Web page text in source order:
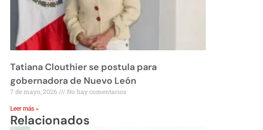
Tatiana Clouthier se postula para
gobernadora de Nuevo León
7 de mayo, 2026 No hay comentarios
Leer más »
Relacionados